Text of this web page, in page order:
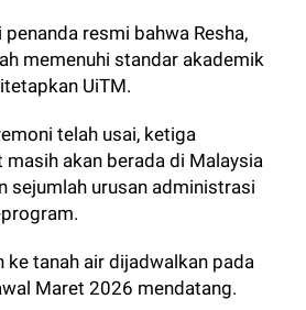
resmi bahwa Resha,
memenuhi standar akademik
UiTM.
telah usai, ketiga
akan berada di Malaysia
sejumlah urusan administrasi
ke tanah air dijadwalkan pada
Maret 2026 mendatang.